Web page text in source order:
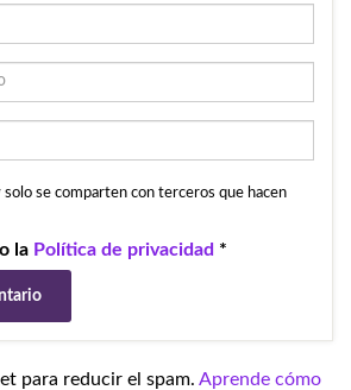
solo se comparten con terceros que hacen
la Política de privacidad *
para reducir el spam. Aprende cómo